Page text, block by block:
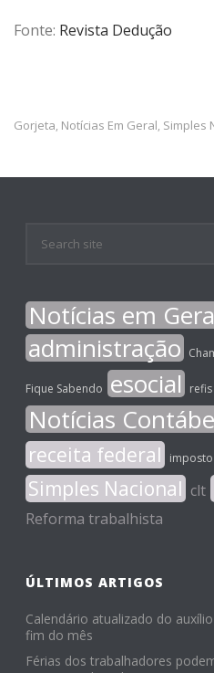
Fonte: Revista Dedução
Gorjeta, Notícias Em Geral, Simples
Notícias em
administração
Fique Sabendo esocial refis
Notícias
receita federal
Simples Nacional clt
Reforma trabalhista
ÚLTIMOS ARTIGOS
Calendário atualizado do
fim do mês
Férias dos trabalhadores